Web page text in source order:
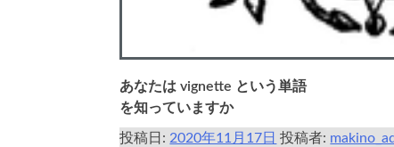
あなたは vignette という単語
を知っていますか
投稿日:2020年11月17日 投稿者: